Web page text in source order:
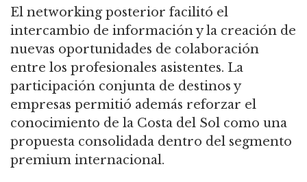
El networking posterior facilitó el
intercambio de información y la creación de
nuevas oportunidades de colaboración
entre los profesionales asistentes. La
participación conjunta de destinos y
empresas permitió además reforzar el
conocimiento de la Costa del Sol como una
propuesta consolidada dentro del segmento
premium internacional.